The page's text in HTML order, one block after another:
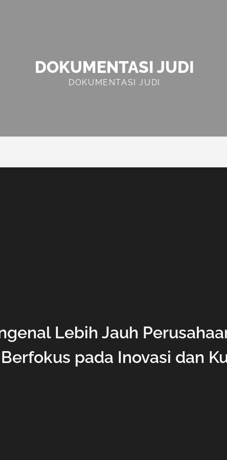
DOKUMENTASI JUDI
DOKUMENTASI JUDI
Lebih Jauh
pada Inovasi dan